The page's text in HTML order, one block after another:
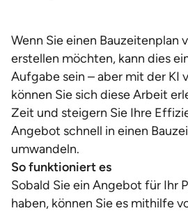
Wenn Sie einen Bauzeitenplan
erstellen möchten, kann dies
Aufgabe sein – aber mit der KI
können Sie sich diese Arbeit
Zeit und steigern Sie Ihre
Angebot schnell in einen
umwandeln.
So funktioniert es
Sobald Sie ein Angebot für Ihr
haben, können Sie es mithilfe